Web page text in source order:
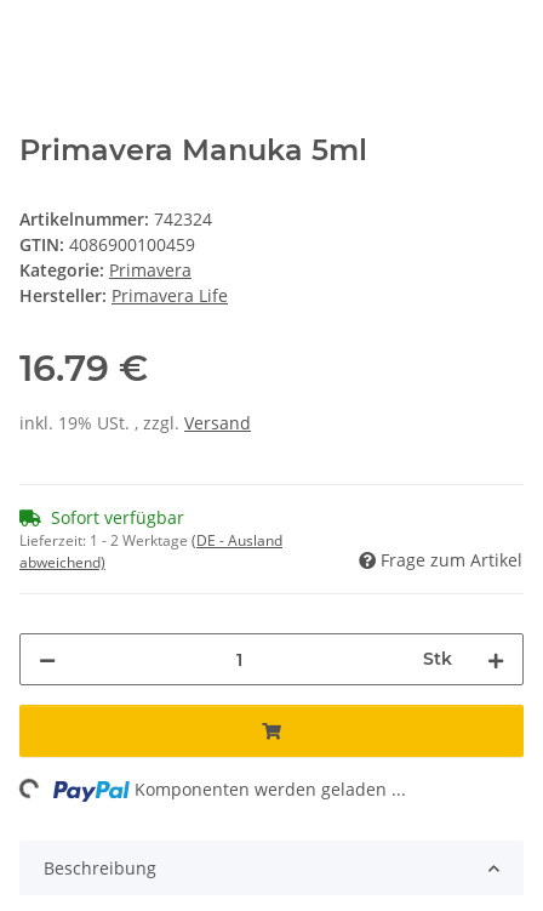
Primavera Manuka 5ml
Artikelnummer: 742324
GTIN: 4086900100459
Kategorie: Primavera
Hersteller: Primavera Life
16.79 €
inkl. 19% USt. , zzgl. Versand
Sofort verfügbar
Lieferzeit: 1 - 2 Werktage (DE - Ausland
abweichend)
Frage zum Artikel
Stk
Komponenten werden geladen ...
Beschreibung